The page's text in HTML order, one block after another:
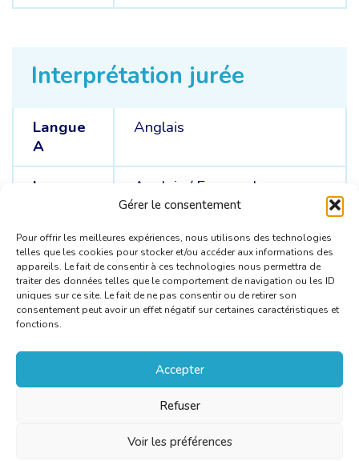
Gérer le consentement
Pour offrir les meilleures expériences, nous utilisons des technologies
telles que les cookies pour stocker et/ou accéder aux informations des
appareils. Le fait de consentir à ces technologies nous permettra de
traiter des données telles que le comportement de navigation ou les ID
uniques sur ce site. Le fait de ne pas consentir ou de retirer son
consentement peut avoir un effet négatif sur certaines caractéristiques et
fonctions.
Accepter
Refuser
Voir les préférences
Interprétation jurée
Langue
A
Anglais
Langues
Anglais / Espagnol